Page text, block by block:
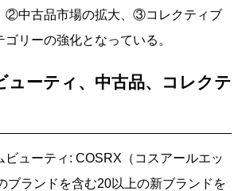
②中古品市場の拡大、③コレクティブ
ゴリーの強化となっている。
ューティ、中古品、コレクテ
ューティ: COSRX（コスアールエッ
ブランドを含む20以上の新ブランドを